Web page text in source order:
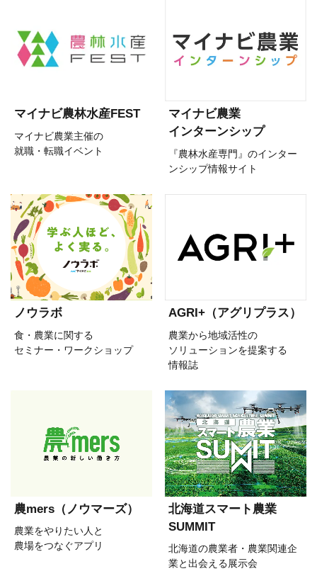
マイナビ農林水産FEST
マイナビ農業主催の
就職・転職イベント
マイナビ農業
インターンシップ
『農林水産専門』のインター
ンシップ情報サイト
ノウラボ
食・農業に関する
セミナー・ワークショップ
AGRI+（アグリプラス）
農業から地域活性の
ソリューションを提案する
情報誌
農mers（ノウマーズ）
農業をやりたい人と
農場をつなぐアプリ
北海道スマート農業
SUMMIT
北海道の農業者・農業関連企
業と出会える展示会